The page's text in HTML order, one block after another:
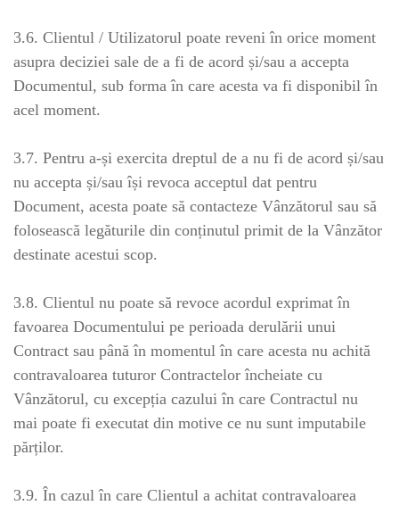
3.6. Clientul / Utilizatorul poate reveni în orice moment
asupra deciziei sale de a fi de acord și/sau a accepta
Documentul, sub forma în care acesta va fi disponibil în
acel moment.
3.7. Pentru a-și exercita dreptul de a nu fi de acord și/sau
nu accepta și/sau își revoca acceptul dat pentru
Document, acesta poate să contacteze Vânzătorul sau să
folosească legăturile din conținutul primit de la Vânzător
destinate acestui scop.
3.8. Clientul nu poate să revoce acordul exprimat în
favoarea Documentului pe perioada derulării unui
Contract sau până în momentul în care acesta nu achită
contravaloarea tuturor Contractelor încheiate cu
Vânzătorul, cu excepția cazului în care Contractul nu
mai poate fi executat din motive ce nu sunt imputabile
părților.
3.9. În cazul în care Clientul a achitat contravaloarea